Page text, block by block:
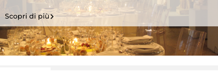
Scopri di più